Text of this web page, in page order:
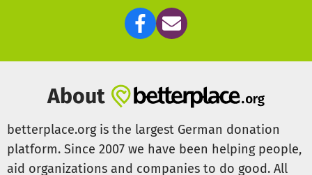
About
betterplace.org is the largest German donation
platform. Since 2007 we have been helping people,
aid organizations and companies to do good. All